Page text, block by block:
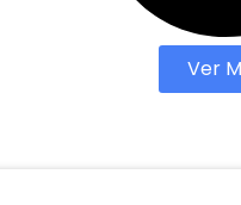
Ver